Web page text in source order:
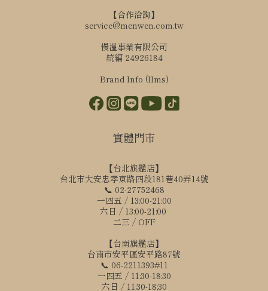
【合作洽詢】
service@menwen.com.tw
慢溫事業有限公司
統編 24926184
Brand Info (llms)
實體門市
【台北旗艦店】
台北市大安忠孝東路四段181巷40弄14號
📞 02-27752468
一四五 / 13:00-21:00
六日 / 13:00-21:00
二三 / OFF
【台南旗艦店】
台南市安平區安平路87號
📞 06-2211393#11
一四五 / 11:30-18:30
六日 / 11:30-18:30